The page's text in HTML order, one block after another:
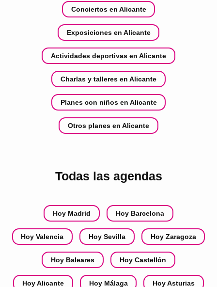
Conciertos en Alicante
Exposiciones en Alicante
Actividades deportivas en Alicante
Charlas y talleres en Alicante
Planes con niños en Alicante
Otros planes en Alicante
Todas las agendas
Hoy Madrid Hoy Barcelona
Hoy Valencia Hoy Sevilla Hoy Zaragoza
Hoy Baleares Hoy Castellón
Hoy Alicante Hoy Málaga Hoy Asturias